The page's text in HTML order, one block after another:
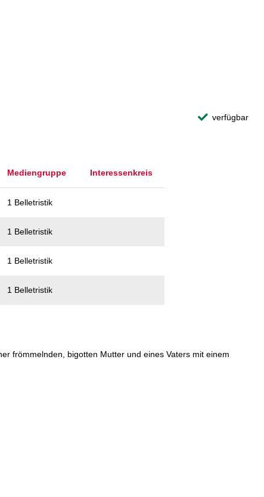
verfügbar
Mediengruppe Interessenkreis
1 Belletristik
1 Belletristik
1 Belletristik
1 Belletristik
frömmelnden, bigotten Mutter und eines Vaters mit einem